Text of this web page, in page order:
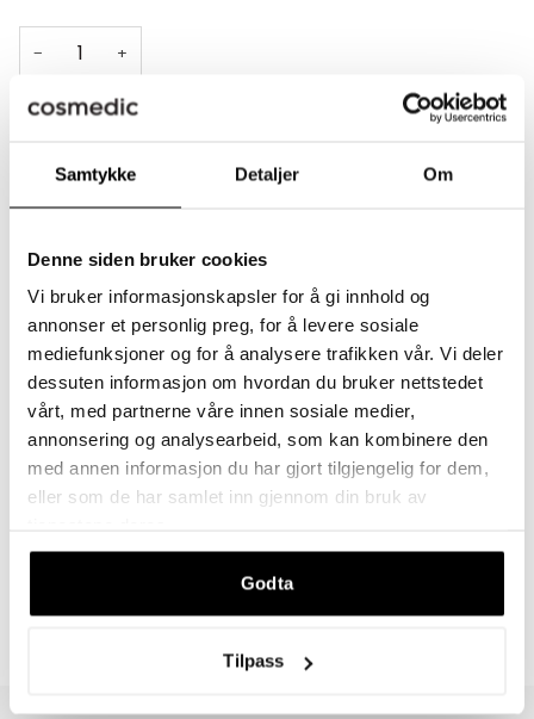
Samtykke Detaljer Om
Denne siden bruker cookies
Vi bruker informasjonskapsler for å gi innhold og
annonser et personlig preg, for å levere sosiale
mediefunksjoner og for å analysere trafikken vår. Vi deler
dessuten informasjon om hvordan du bruker nettstedet
vårt, med partnerne våre innen sosiale medier,
annonsering og analysearbeid, som kan kombinere den
med annen informasjon du har gjort tilgjengelig for dem,
eller som de har samlet inn gjennom din bruk av
Godta
Tilpass
− +
UTSOLGT•540,00 KR
BESKRIVELSE
DU VIL KANSKJE OGSÅ LIKE